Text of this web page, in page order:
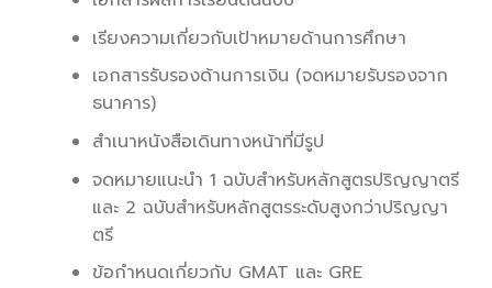
เรียงความเกี่ยวกับเป้าหมายด้านการศึกษา
เอกสารรับรองด้านการเงิน (จดหมายรับรองจาก
ธนาคาร)
สำเนาหนังสือเดินทางหน้าที่มีรูป
จดหมายแนะนำ 1 ฉบับสำหรับหลักสูตรปริญญาตรี
และ 2 ฉบับสำหรับหลักสูตรระดับสูงกว่าปริญญา
ตรี
ข้อกำหนดเกี่ยวกับ GMAT และ GRE